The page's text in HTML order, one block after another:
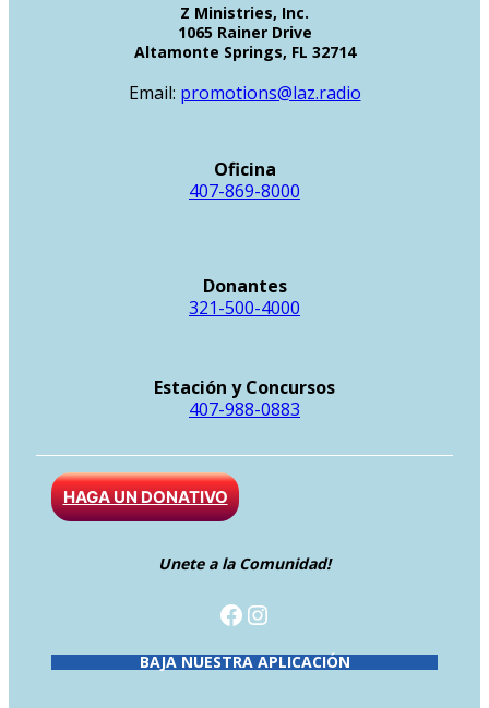
Z Ministries, Inc.
1065 Rainer Drive
Altamonte Springs, FL 32714
Email: promotions@laz.radio
Oficina
407-869-8000
Donantes
321-500-4000
Estación y Concursos
407-988-0883
HAGA UN DONATIVO
Unete a la Comunidad!
Facebook
Instagram
BAJA NUESTRA APLICACIÓN